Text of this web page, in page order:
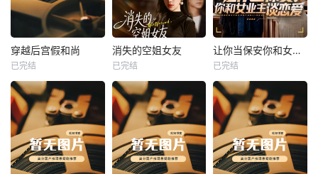
热播
未知
穿越后宫假和尚
已完结
热播
未知
消失的空姐女友
已完结
热播
未知
让你当保安你和女业主谈恋爱
已完结